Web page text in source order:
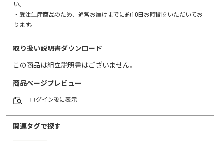
ダーメイド商品となる為、
随時の在庫更新は必要ございません。
※「タブ」で、『幅』『高さ』をお客様が選択できるように
作成しております。
※楽天でのご登録時、SKU数が400以下となるよう分割してご
シリーズ商品（統合ページ）につきましては、
SKUを2つに分けたCSV（SH-29-VBOD-A / SH-29-VBOD-B）
をご用意しております。
■■■オーダーメイド家具■■■
い。
・受注生産商品のため、通常お届けまでに約10日お時間をいただいてお
ります。
取り扱い説明書ダウンロード
この商品は組立説明書はございません。
商品ページプレビュー
ログイン後に表示
関連タグで探す